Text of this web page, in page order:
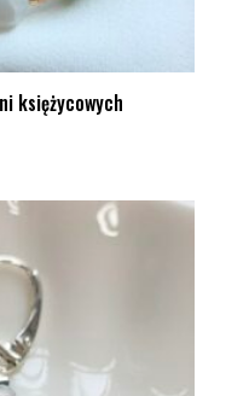
księżycowych